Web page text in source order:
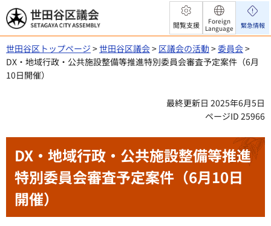
世田谷区議会
閲覧支援
Foreign
Language
緊急情報
世田谷区トップページ >世田谷区議会> 区議会の活動>委員会>
DX・地域行政・公共施設整備等推進特別委員会審査予定案件（6月
10日開催）
最終更新日 2025年6月5日
ページID 25966
DX・地域行政・公共施設整備等推進
特別委員会審査予定案件（6月10日
開催）